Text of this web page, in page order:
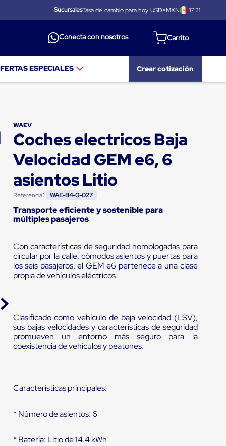
SucursalesTasa de cambio para hoy USD=MXN 17.21
Conecta con nosotros
ESPECIALES Crear cotización
WAEV
Coches electricos Baja
Velocidad GEM e6, 6
asientos Litio
Referencia: WAE-B4-0-027
Transporte eficiente y sostenible para
múltiples pasajeros
Con características de seguridad homologadas para
circular por la calle, cómodos asientos y puertas para
los seis pasajeros, el GEM e6 pertenece a una clase
propia de vehículos eléctricos.
Clasificado como vehículo de baja velocidad (LSV),
sus bajas velocidades y características de seguridad
promueven un entorno más seguro para la
coexistencia de vehículos y peatones.
Características principales:
* Número de asientos: 6
* Batería: Litio de 14.4 kWh